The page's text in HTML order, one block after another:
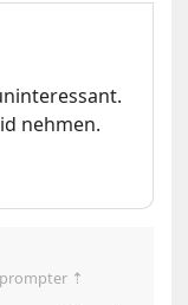
nehmen.
⇡